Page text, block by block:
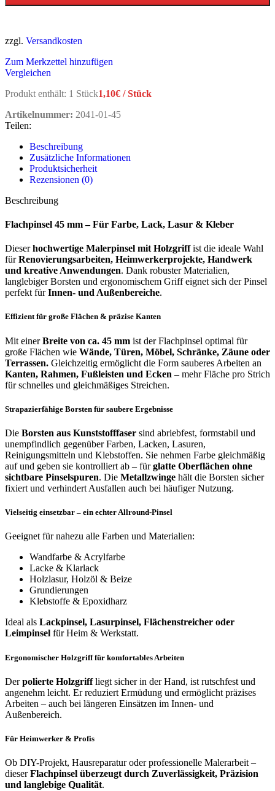
zzgl. Versandkosten
Zum Merkzettel hinzufügen
Vergleichen
Produkt enthält: 1 Stück1,10€ /Stück
Artikelnummer: 2041-01-45
Teilen:
Beschreibung
Zusätzliche Informationen
Produktsicherheit
Rezensionen (0)
Beschreibung
Flachpinsel 45 mm – Für Farbe, Lack, Lasur & Kleber
Dieserhochwertige Malerpinsel mit Holzgriffist die ideale Wahl
fürRenovierungsarbeiten, Heimwerkerprojekte, Handwerk
und kreative Anwendungen. Dank robuster Materialien,
langlebiger Borsten und ergonomischem Griff eignet sich der Pinsel
perfekt fürInnen- und Außenbereiche.
Effizient für große Flächen & präzise Kanten
Mit einerBreite von ca. 45 mm ist der Flachpinsel optimal für
große Flächen wie Wände, Türen, Möbel, Schränke, Zäune oder
Terrassen. Gleichzeitig ermöglicht die Form sauberes Arbeiten an
Kanten, Rahmen, Fußleisten und Ecken –mehr Fläche pro Strich
für schnelles und gleichmäßiges Streichen.
Strapazierfähige Borsten für saubere Ergebnisse
Die Borsten aus Kunststofffaser sind abriebfest, formstabil und
unempfindlich gegenüber Farben, Lacken, Lasuren,
Reinigungsmitteln und Klebstoffen. Sie nehmen Farbe gleichmäßig
auf und geben sie kontrolliert ab – fürglatte Oberflächen ohne
sichtbare Pinselspuren. Die Metallzwinge hält die Borsten sicher
fixiert und verhindert Ausfallen auch bei häufiger Nutzung.
Vielseitig einsetzbar – ein echter Allround-Pinsel
Geeignet für nahezu alle Farben und Materialien:
Wandfarbe & Acrylfarbe
Lacke & Klarlack
Holzlasur, Holzöl & Beize
Grundierungen
Klebstoffe & Epoxidharz
Ideal als Lackpinsel, Lasurpinsel, Flächenstreicher oder
Leimpinsel für Heim & Werkstatt.
Ergonomischer Holzgriff für komfortables Arbeiten
Derpolierte Holzgriffliegt sicher in der Hand, ist rutschfest und
angenehm leicht. Er reduziert Ermüdung und ermöglicht präzises
Arbeiten – auch bei längeren Einsätzen im Innen- und
Außenbereich.
Für Heimwerker & Profis
Ob DIY-Projekt, Hausreparatur oder professionelle Malerarbeit –
dieserFlachpinsel überzeugt durch Zuverlässigkeit, Präzision
und langlebige Qualität.